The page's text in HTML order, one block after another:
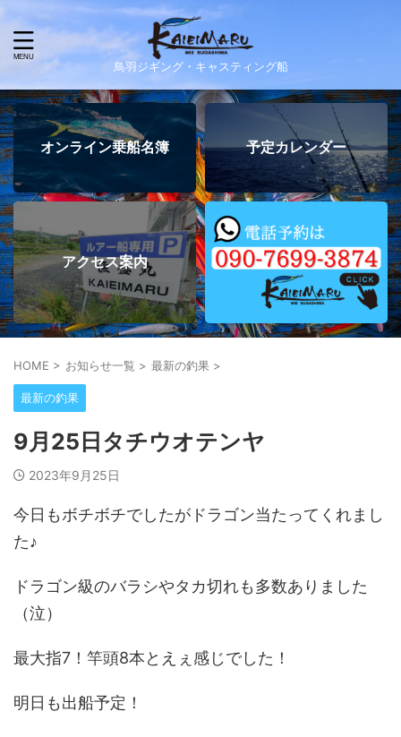
鳥羽ジギング・キャスティング船
オンライン乗船名簿 予定カレンダー
アクセス案内
HOME > お知らせ一覧 > 最新の釣果 >
最新の釣果
9月25日タチウオテンヤ
2023年9月25日
今日もボチボチでしたがドラゴン当たってくれまし
た♪
ドラゴン級のバラシやタカ切れも多数ありました
（泣）
最大指7！竿頭8本とえぇ感じでした！
明日も出船予定！